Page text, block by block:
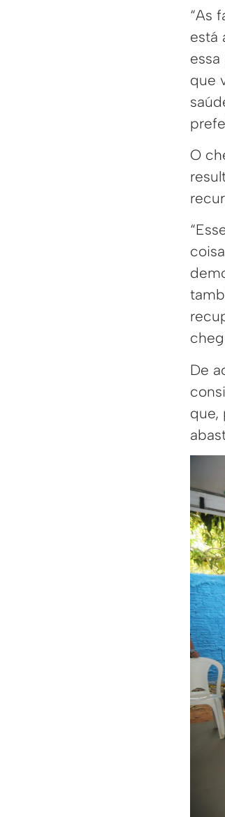
“As
está
que
O
De
que,